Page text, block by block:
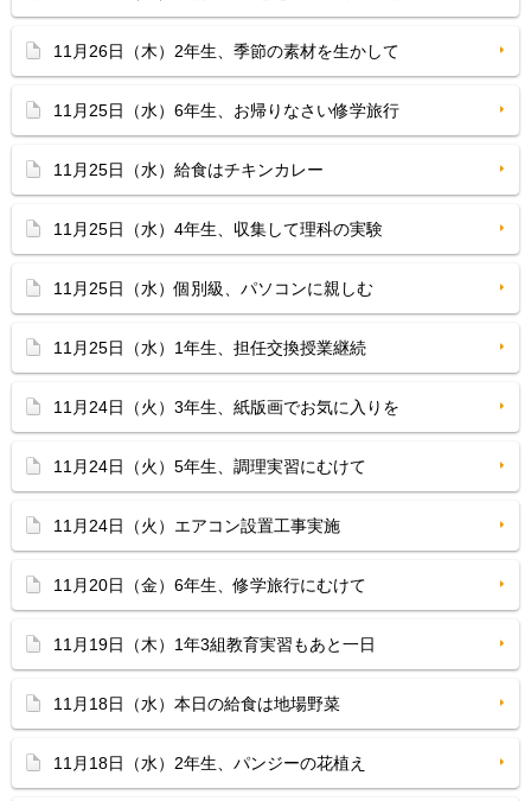
11月26日（木）2年生、季節の素材を生かして
11月25日（水）6年生、お帰りなさい修学旅行
11月25日（水）給食はチキンカレー
11月25日（水）4年生、収集して理科の実験
11月25日（水）個別級、パソコンに親しむ
11月25日（水）1年生、担任交換授業継続
11月24日（火）3年生、紙版画でお気に入りを
11月24日（火）5年生、調理実習にむけて
11月24日（火）エアコン設置工事実施
11月20日（金）6年生、修学旅行にむけて
11月19日（木）1年3組教育実習もあと一日
11月18日（水）本日の給食は地場野菜
11月18日（水）2年生、パンジーの花植え